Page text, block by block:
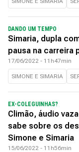
DANDO UM TEMPO
Simaria, dupla
pausa na carreira
17/06/2022 - 11h47min
SIMONE E SIMARIA
EX-COLEGUINHAS?
Climão, áudio
sabe sobre os
Simone e Simaria
15/06/2022 - 11h56min